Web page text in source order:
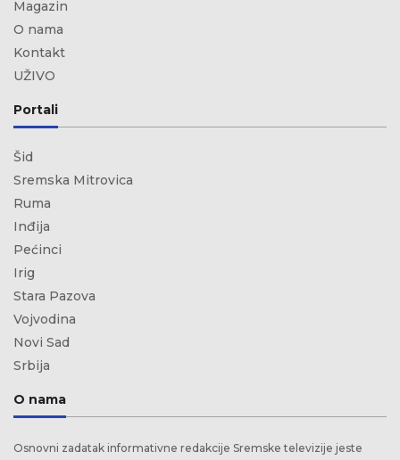
Magazin
O nama
Kontakt
UŽIVO
Portali
Šid
Sremska Mitrovica
Ruma
Inđija
Pećinci
Irig
Stara Pazova
Vojvodina
Novi Sad
Srbija
O nama
Osnovni zadatak informativne redakcije Sremske televizije jeste